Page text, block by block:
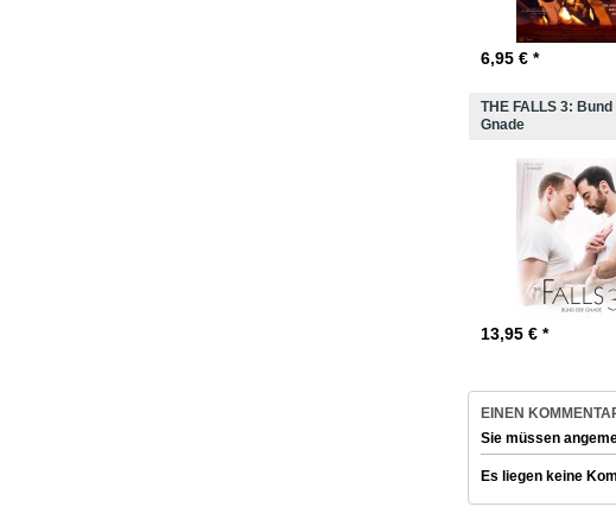
6,95 € *
THE FALLS 3:
Gnade
13,95 € *
EINEN
Sie müssen
Es liegen keine